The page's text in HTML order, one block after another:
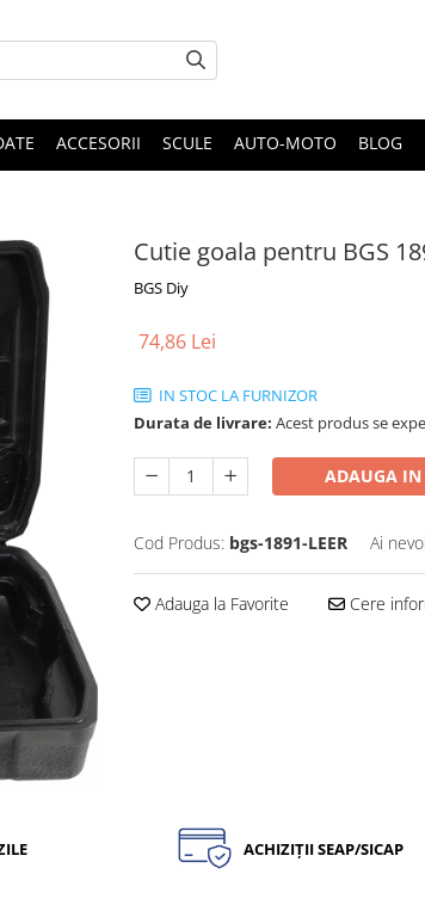
ACCESORII SCULE AUTO-MOTO BLOG
Cutie goala pentru BGS
BGS Diy
74,86 Lei
IN STOC LA FURNIZOR
Durata de livrare: Acest produs se
ADAUGA IN
Cod Produs: bgs-1891-LEER Ai
Adauga la Favorite Cere
ACHIZIȚII SEAP/SICAP